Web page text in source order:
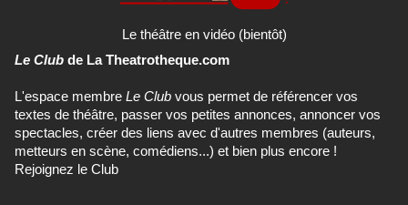
Le théâtre en vidéo (bientôt)
Le Club de La Theatrotheque.com
L'espace membre Le Club vous permet de référencer vos
textes de théâtre, passer vos petites annonces, annoncer vos
spectacles, créer des liens avec d'autres membres (auteurs,
metteurs en scène, comédiens...) et bien plus encore !
Rejoignez le Club